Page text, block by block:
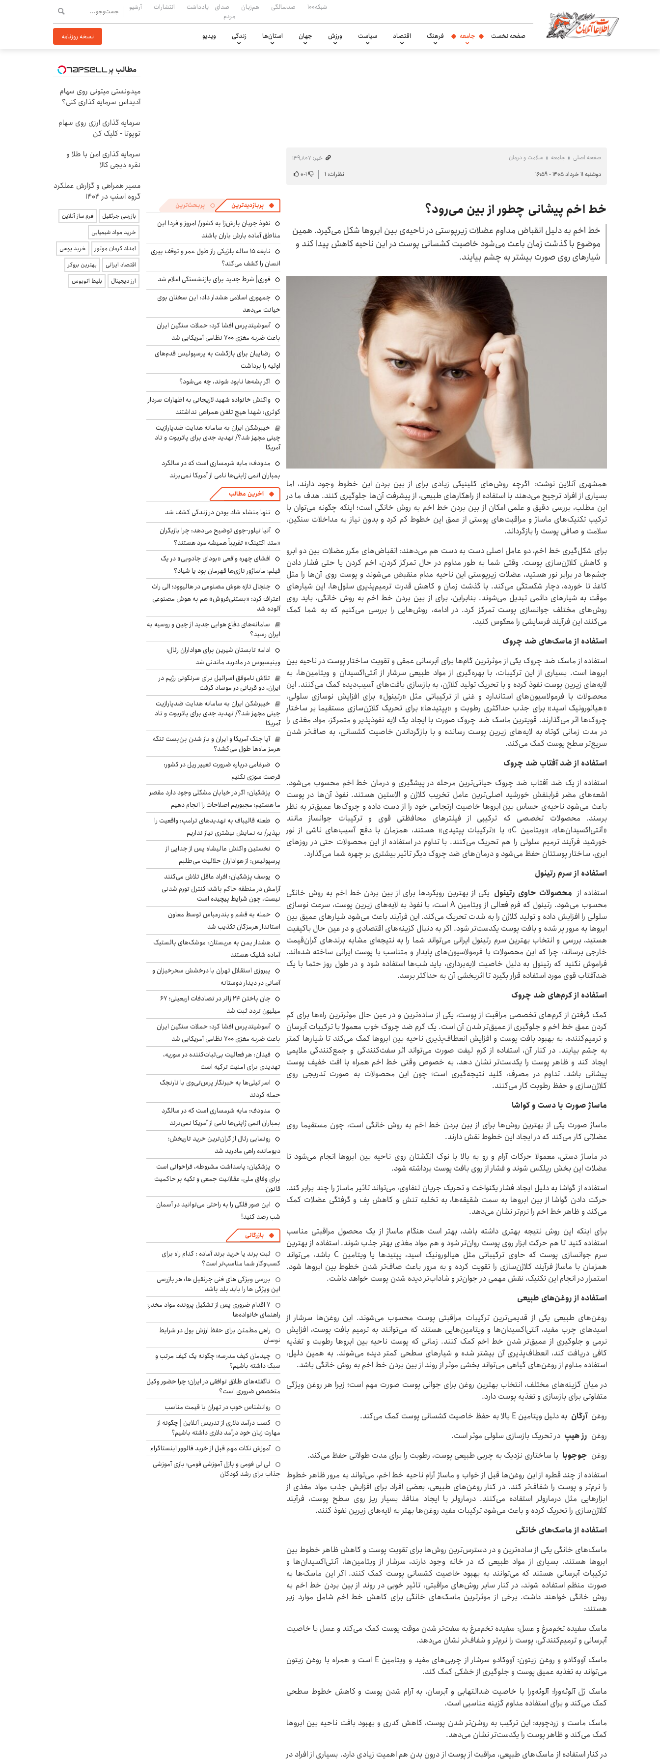
شبکه۱۰۰ صدسالگی هم‌زبان
صدای
مردم
یادداشت انتشارات آرشیو
صفحه نخست جامعه فرهنگ اقتصاد سیاست ورزش جهان استان‌ها زندگی ویدیو نسخه روزنامه
صفحه اصلی جامعه سلامت و درمان
خبر: ۱۴۹٬۸۰۷
دوشنبه ۱۱ خرداد ۱۴۰۵ - ۱۶:۵۹
نظرات: ۱ ۱-۰
خط اخم پیشانی چطور از بین می‌رود؟
خط اخم به دلیل انقباض مداوم عضلات زیرپوستی در ناحیه‌ی بین ابروها شکل می‌گیرد. همین
موضوع با گذشت زمان باعث می‌شود خاصیت کشسانی پوست در این ناحیه کاهش پیدا کند و
شیارهای روی صورت بیشتر به چشم بیایند.
همشهری آنلاین نوشت: اگرچه روش‌های کلینیکی زیادی برای از بین بردن این خطوط وجود دارند، اما
بسیاری از افراد ترجیح می‌دهند با استفاده از راهکارهای طبیعی، از پیشرفت آن‌ها جلوگیری کنند. هدف ما در
این مطلب، بررسی دقیق و علمی امکان از بین بردن خط اخم به روش خانگی است؛ اینکه چگونه می‌توان با
ترکیب تکنیک‌های ماساژ و مراقبت‌های پوستی از عمق این خطوط کم کرد و بدون نیاز به مداخلات سنگین،
سلامت و صافی پوست را بازگرداند.
برای شکل‌گیری خط اخم، دو عامل اصلی دست ‌به ‌دست هم می‌دهند: انقباض‌های مکرر عضلات بین دو ابرو
و کاهش کلاژن‌سازی پوست. وقتی شما به ‌طور مداوم در حال تمرکز کردن، اخم کردن یا حتی فشار دادن
چشم‌ها در برابر نور هستید، عضلات زیرپوستی این ناحیه مدام منقبض می‌شوند و پوست روی آن‌ها را مثل
کاغذ تا خورده، دچار شکستگی می‌کند. با گذشت زمان و کاهش قدرت ترمیم‌پذیری سلول‌ها، این شیارهای
موقت به شیارهای دائمی تبدیل می‌شوند. بنابراین، برای از بین بردن خط اخم به روش خانگی، باید روی
روش‌های مختلف جوانسازی پوست تمرکز کرد. در ادامه، روش‌هایی را بررسی می‌کنیم که به شما کمک
می‌کنند این فرآیند فرسایشی را معکوس کنید.
استفاده از ماسک‌های ضد چروک
استفاده از ماسک ضد چروک یکی از موثرترین گام‌ها برای آبرسانی عمقی و تقویت ساختار پوست در ناحیه بین
ابروها است. بسیاری از این ترکیبات، با بهره‌گیری از مواد طبیعی سرشار از آنتی‌اکسیدان و ویتامین‌ها، به
لایه‌های زیرین پوست نفوذ کرده و با تحریک تولید کلاژن، به بازسازی بافت‌های آسیب‌دیده کمک می‌کنند. این
محصولات با فرمولاسیون‌های استاندارد و غنی از ترکیباتی مثل «رتینول» برای افزایش نوسازی سلولی،
«هیالورونیک اسید» برای جذب حداکثری رطوبت و «پپتیدها» برای تحریک کلاژن‌سازی مستقیما بر ساختار
چروک‌ها اثر می‌گذارند. قویترین ماسک ضد چروک صورت با ایجاد یک لایه نفوذپذیر و متمرکز، مواد مغذی را
در مدت ‌زمانی کوتاه به لایه‌های زیرین پوست رسانده و با بازگرداندن خاصیت کشسانی، به صاف‌تر شدن
سریع‌تر سطح پوست کمک می‌کند.
استفاده از ضد آفتاب ضد چروک
استفاده از یک ضد آفتاب ضد چروک حیاتی‌ترین مرحله در پیشگیری و درمان خط اخم محسوب می‌شود.
اشعه‌های مضر فرابنفش خورشید اصلی‌ترین عامل تخریب کلاژن و الاستین هستند. نفوذ آن‌ها در پوست
باعث می‌شود ناحیه‌ی حساس بین ابروها خاصیت ارتجاعی خود را از دست داده و چروک‌ها عمیق‌تر به نظر
برسند. محصولات تخصصی که ترکیبی از فیلترهای محافظتی قوی و ترکیبات جوانساز مانند
«آنتی‌اکسیدان‌ها»، «ویتامین C» یا «ترکیبات پپتیدی» هستند، همزمان با دفع آسیب‌های ناشی از نور
خورشید فرآیند ترمیم سلولی را هم تحریک می‌کنند. با تداوم در استفاده از این محصولات حتی در روزهای
ابری، ساختار پوستتان حفظ می‌شود و درمان‌های ضد چروک دیگر تاثیر بیشتری بر چهره شما می‌گذارد.
استفاده از سرم رتینول
استفاده از محصولات حاوی رتینول یکی از بهترین رویکردها برای از بین بردن خط اخم به روش خانگی
محسوب می‌شود. رتینول که فرم فعالی از ویتامین A است، با نفوذ به لایه‌های زیرین پوست، سرعت نوسازی
سلولی را افزایش داده و تولید کلاژن را به شدت تحریک می‌کند. این فرآیند باعث می‌شود شیارهای عمیق بین
ابروها به مرور پر شده و بافت پوست یکدست‌تر شود. اگر به دنبال گزینه‌های اقتصادی و در عین حال باکیفیت
هستید، بررسی و انتخاب بهترین سرم رتینول ایرانی می‌تواند شما را به نتیجه‌ای مشابه برندهای گران‌قیمت
خارجی برساند، چرا که این محصولات با فرمولاسیون‌های پایدار و متناسب با پوست ایرانی ساخته شده‌اند.
فراموش نکنید که رتینول به دلیل خاصیت لایه‌برداری، باید شب‌ها استفاده شود و در طول روز حتما با یک
ضدآفتاب قوی مورد استفاده قرار بگیرد تا اثربخشی آن به حداکثر برسد.
استفاده از کرم‌های ضد چروک
کمک گرفتن از کرم‌های تخصصی مراقبت از پوست، یکی از ساده‌ترین و در عین ‌حال موثرترین راه‌ها برای کم‌
کردن عمق خط اخم و جلوگیری از عمیق‌تر شدن آن است. یک کرم ضد چروک خوب معمولا با ترکیبات آبرسان
و ترمیم‌کننده، به بهبود بافت پوست و افزایش انعطاف‌پذیری ناحیه بین ابروها کمک می‌کند تا شیارها کمتر
به چشم بیایند. در کنار آن، استفاده از کرم لیفت صورت می‌تواند اثر سفت‌کنندگی و جمع‌کنندگی ملایمی
ایجاد کند و ظاهر پوست را یکدست‌تر نشان دهد، به ‌خصوص وقتی خط اخم همراه با افت خفیف پوست
پیشانی باشد. تداوم در مصرف، کلید نتیجه‌گیری است؛ چون این محصولات به ‌صورت تدریجی روی
کلاژن‌سازی و حفظ رطوبت کار می‌کنند.
ماساژ صورت با دست و گواشا
ماساژ صورت یکی از بهترین روش‌ها برای از بین بردن خط اخم به روش خانگی است، چون مستقیما روی
عضلاتی کار می‌کند که در ایجاد این خطوط نقش دارند.
در ماساژ دستی، معمولا حرکات آرام و رو به بالا با نوک انگشتان روی ناحیه بین ابروها انجام می‌شود تا
عضلات این بخش ریلکس شوند و فشار از روی بافت پوست برداشته شود.
استفاده از گواشا به دلیل ایجاد فشار یکنواخت و تحریک جریان لنفاوی، می‌تواند تاثیر ماساژ را چند برابر کند.
حرکت دادن گواشا از بین ابروها به سمت شقیقه‌ها، به تخلیه تنش و کاهش پف و گرفتگی عضلات کمک
می‌کند و ظاهر خط اخم را نرم‌تر نشان می‌دهد.
برای اینکه این روش نتیجه بهتری داشته باشد، بهتر است هنگام ماساژ از یک محصول مراقبتی مناسب
استفاده کنید تا هم حرکت ابزار روی پوست روان‌تر شود و هم مواد مغذی بهتر جذب شوند. استفاده از بهترین
سرم جوانسازی پوست که حاوی ترکیباتی مثل هیالورونیک اسید، پپتیدها یا ویتامین C باشد، می‌تواند
همزمان با ماساژ فرآیند کلاژن‌سازی را تقویت کرده و به مرور باعث صاف‌تر شدن خطوط بین ابروها شود.
استمرار در انجام این تکنیک، نقش مهمی در جوان‌تر و شاداب‌تر دیده شدن پوست خواهد داشت.
استفاده از روغن‌های طبیعی
روغن‌های طبیعی یکی از قدیمی‌ترین ترکیبات مراقبتی پوست محسوب می‌شوند. این روغن‌ها سرشار از
اسیدهای چرب مفید، آنتی‌اکسیدان‌ها و ویتامین‌هایی هستند که می‌توانند به ترمیم بافت پوست، افزایش
نرمی و جلوگیری از عمیق‌تر شدن خط اخم کمک کنند. زمانی که پوست ناحیه بین ابروها رطوبت و تغذیه
کافی دریافت کند، انعطاف‌پذیری آن بیشتر شده و شیارهای سطحی کمتر دیده می‌شوند. به همین دلیل،
استفاده مداوم از روغن‌های گیاهی می‌تواند بخشی موثر از روند از بین بردن خط اخم به روش خانگی باشد.
در میان گزینه‌های مختلف، انتخاب بهترین روغن برای جوانی پوست صورت مهم است؛ زیرا هر روغن ویژگی
متفاوتی برای بازسازی و تغذیه پوست دارد.
روغنآرگان به دلیل ویتامین E بالا به حفظ خاصیت کشسانی پوست کمک می‌کند.
روغن رز هیپ در تحریک بازسازی سلولی موثر است.
روغن جوجوبا با ساختاری نزدیک به چربی طبیعی پوست، رطوبت را برای مدت طولانی حفظ می‌کند.
استفاده از چند قطره از این روغن‌ها قبل از خواب و ماساژ آرام ناحیه خط اخم، می‌تواند به مرور ظاهر خطوط
را نرم‌تر و پوست را شفاف‌تر کند. در کنار روغن‌های طبیعی، بعضی افراد برای افزایش جذب مواد مغذی از
ابزارهایی مثل درمارولر استفاده می‌کنند. درمارولر با ایجاد منافذ بسیار ریز روی سطح پوست، فرآیند
کلاژن‌سازی را تحریک کرده و باعث می‌شود ترکیبات مفید روغن‌ها بهتر به لایه‌های زیرین نفوذ کنند.
استفاده از ماسک‌های خانگی
ماسک‌های خانگی یکی از ساده‌ترین و در دسترس‌ترین روش‌ها برای تقویت پوست و کاهش ظاهر خطوط بین
ابروها هستند. بسیاری از مواد طبیعی که در خانه وجود دارند، سرشار از ویتامین‌ها، آنتی‌اکسیدان‌ها و
ترکیبات آبرسانی هستند که می‌توانند به بهبود خاصیت کشسانی پوست کمک کنند. اگر این ماسک‌ها به‌
صورت منظم استفاده شوند، در کنار سایر روش‌های مراقبتی، تاثیر خوبی در روند از بین بردن خط اخم به
روش خانگی خواهند داشت. برخی از موثرترین ماسک‌های خانگی برای کاهش خط اخم شامل موارد زیر
هستند:
ماسک سفیده تخم‌مرغ و عسل: سفیده تخم‌مرغ به سفت‌تر شدن موقت پوست کمک می‌کند و عسل با خاصیت
آبرسانی و ترمیم‌کنندگی، پوست را نرم‌تر و شفاف‌تر نشان می‌دهد.
ماسک آووکادو و روغن زیتون: آووکادو سرشار از چربی‌های مفید و ویتامین E است و همراه با روغن زیتون
می‌تواند به تغذیه عمیق پوست و جلوگیری از خشکی کمک کند.
ماسک ژل آلوئه‌ورا: آلوئه‌ورا با خاصیت ضدالتهابی و آبرسان، به آرام شدن پوست و کاهش خطوط سطحی
کمک می‌کند و برای استفاده مداوم گزینه مناسبی است.
ماسک ماست و زردچوبه: این ترکیب به روشن‌تر شدن پوست، کاهش کدری و بهبود بافت ناحیه بین ابروها
کمک می‌کند و ظاهر پوست را یکدست‌تر نشان می‌دهد.
در کنار استفاده از ماسک‌های طبیعی، مراقبت از پوست از درون بدن هم اهمیت زیادی دارد. بسیاری از افراد در
پربازدیدترین پربحث‌ترین
نفوذ جریان بارش‌زا به کشور/ امروز و فردا این
مناطق آماده بارش باران باشند
نابغه ۱۵ ساله بلژیکی راز طول عمر و توقف پیری
انسان را کشف می‌کند؟
فوری| شرط جدید برای بازنشستگی اعلام شد
جمهوری اسلامی هشدار داد: این سخنان بوی
خیانت می‌دهد
آسوشیتدپرس افشا کرد: حملات سنگین ایران
باعث ضربه مغزی ۷۰۰ نظامی آمریکایی شد
رضاییان برای بازگشت به پرسپولیس قدم‌های
اولیه را برداشت
اگر پشه‌ها نابود شوند، چه می‌شود؟
واکنش خانواده شهید لاریجانی به اظهارات سردار
کوثری: شهدا هیچ تلفن همراهی نداشتند
خیبرشکن ایران به سامانه هدایت ضدپارازیت
چینی مجهز شد؟/ تهدید جدی برای پاتریوت و تاد
آمریکا
مدودف: مایه شرمساری است که در سالگرد
بمباران اتمی ژاپنی‌ها نامی از آمریکا نمی‌برند
آخرین مطالب
تنها منشاء شاد بودن در زندگی کشف شد
آنیا تیلور-جوی توضیح می‌دهد: چرا بازیگران
«متد اکتینگ» تقریباً همیشه مرد هستند؟
افشای چهره واقعی «بودای جادویی» در یک
فیلم؛ ماساژور نازی‌ها قهرمان بود یا شیاد؟
جنجال تازه هوش مصنوعی در هالیوود؛ الی راث
اعتراف کرد: «بستنی‌فروش» هم به هوش مصنوعی
آلوده شد
سامانه‌های دفاع هوایی جدید از چین و روسیه به
ایران رسید؟
ادامه تابستان شیرین برای هواداران رئال؛
وینیسیوس در مادرید ماندنی شد
تلاش ناموفق اسرائیل برای سرنگونی رژیم در
ایران، دو قربانی در موساد گرفت
خیبرشکن ایران به سامانه هدایت ضدپارازیت
چینی مجهز شد؟/ تهدید جدی برای پاتریوت و تاد
آمریکا
آیا جنگ آمریکا و ایران و باز شدن بن‌بست تنگه
هرمز ماه‌ها طول می‌کشد؟
ضرغامی درباره ضرورت تغییر ریل در کشور:
فرصت سوزی نکنیم
پزشکیان: اگر در خیابان مشکلی وجود دارد مقصر
ما هستیم؛ مجبوریم اصلاحات را انجام دهیم
طعنه قالیباف به تهدیدهای ترامپ: واقعیت را
بپذیر/ به نمایش بیشتری نیاز نداریم
نخستین واکنش عالیشاه پس از جدایی از
پرسپولیس: از هواداران حلالیت می‌طلبم
یوسف پزشکیان: افراد عاقل تلاش می‌کنند
آرامش در منطقه حاکم باشد؛ کنترل تورم شدنی
نیست، چون شرایط پیچیده است
حمله به قشم و بندرعباس توسط معاون
استاندار هرمزگان تکذیب شد
هشدار یمن به عربستان: موشک‌های بالستیک
آماده شلیک هستند
پیروزی استقلال تهران با درخشش سحرخیزان و
آسانی در دیدار دوستانه
جان باختن ۲۴ زائر در تصادفات اربعینی؛ ۶۷
میلیون تردد ثبت شد
آسوشیتدپرس افشا کرد: حملات سنگین ایران
باعث ضربه مغزی ۷۰۰ نظامی آمریکایی شد
فیدان: هر فعالیت بی‌ثبات‌کننده در سوریه،
تهدیدی برای امنیت ترکیه است
اسرائیلی‌ها به خبرنگار پرس‌تی‌وی با نارنجک
حمله کردند
مدودف: مایه شرمساری است که در سالگرد
بمباران اتمی ژاپنی‌ها نامی از آمریکا نمی‌برند
رونمایی رئال از گران‌ترین خرید تاریخش؛
دیومانده راهی مادرید شد
پزشکیان: پاسداشت مشروطه، فراخوانی است
برای وفاق ملی، عقلانیت جمعی و تکیه بر حاکمیت
قانون
این صور فلکی را به راحتی می‌توانید در آسمان
شب رصد کنید!
بازرگانی
ثبت برند یا خرید برند آماده : کدام راه برای
کسب‌وکار شما مناسب‌تر است؟
بررسی ویژگی های فنی جرثقیل ها: هر بازرسی
این ویژگی ها را باید بلد باشد
۷ اقدام ضروری پس از تشکیل پرونده مواد مخدر؛
راهنمای خانواده‌ها
راهی مطمئن برای حفظ ارزش پول در شرایط
نوسان
چیدمان کیف مدرسه؛ چگونه یک کیف مرتب و
سبک داشته باشیم؟
ناگفته‌های طلاق توافقی در ایران؛ چرا حضور وکیل
متخصص ضروری است؟
روانشناس خوب در تهران با قیمت مناسب
کسب درآمد دلاری از تدریس آنلاین | چگونه از
مهارت زبان خود درآمد دلاری داشته باشیم؟
آموزش نکات مهم قبل از خرید فالوور اینستاگرام
لی لی فومی و پازل آموزشی فومی؛ بازی آموزشی
جذاب برای رشد کودکان
مطالب پیشنهادی
میدونستی میتونی روی سهام
آدیداس سرمایه گذاری کنی؟
سرمایه گذاری ارزی روی سهام
تویوتا - کلیک کن
سرمایه گذاری امن با طلا و
نقره دیجی کالا
مسیر همراهی و گزارش عملکرد
گروه اسنپ در ۱۴۰۴
بازرسی جرثقیل
فرم ساز آنلاین
خرید مواد شیمیایی
امداد کرمان موتور
خرید یوسی
اقتصاد ایرانی
بهترین بروکر
ارز دیجیتال
بلیط اتوبوس